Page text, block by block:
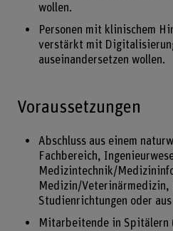
wollen.
Personen mit klinischem
verstärkt mit
auseinandersetzen wollen.
Voraussetzungen
Abschluss aus einem
Fachbereich,
Medizintechnik/
Medizin/Veterinärmedizin,
Studienrichtungen oder
Mitarbeitende in Spitälern